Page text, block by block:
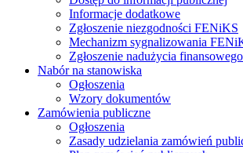
Informacje dodatkowe
Zgłoszenie niezgodności FENiKS
Mechanizm sygnalizowania
Zgłoszenie nadużycia
Nabór na stanowiska
Ogłoszenia
Wzory dokumentów
Zamówienia publiczne
Ogłoszenia
Zasady udzielania zamówień